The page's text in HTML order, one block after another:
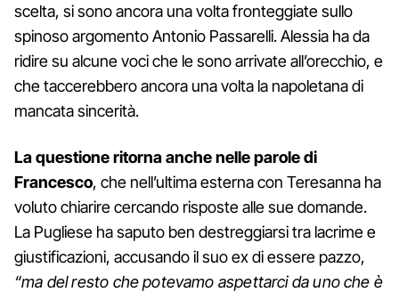
scelta, si sono ancora una volta fronteggiate sullo
spinoso argomento Antonio Passarelli. Alessia ha da
ridire su alcune voci che le sono arrivate all’orecchio, e
che taccerebbero ancora una volta la napoletana di
mancata sincerità.
La questione ritorna anche nelle parole di
Francesco, che nell’ultima esterna con Teresanna ha
voluto chiarire cercando risposte alle sue domande.
La Pugliese ha saputo ben destreggiarsi tra lacrime e
giustificazioni, accusando il suo ex di essere pazzo,
“ma del resto che potevamo aspettarci da uno che è